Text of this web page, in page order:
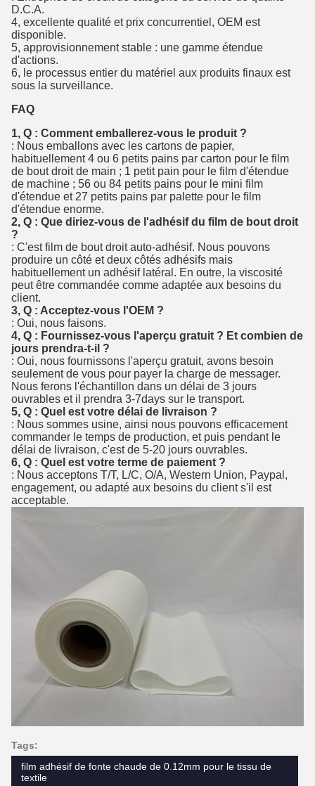
D.C.A.
4, excellente qualité et prix concurrentiel, OEM est
disponible.
5, approvisionnement stable : une gamme étendue
d'actions.
6, le processus entier du matériel aux produits finaux est
sous la surveillance.
FAQ
1, Q : Comment emballerez-vous le produit ?
: Nous emballons avec les cartons de papier,
habituellement 4 ou 6 petits pains par carton pour le film
de bout droit de main ; 1 petit pain pour le film d'étendue
de machine ; 56 ou 84 petits pains pour le mini film
d'étendue et 27 petits pains par palette pour le film
d'étendue enorme.
2, Q : Que diriez-vous de l'adhésif du film de bout droit
?
: C'est film de bout droit auto-adhésif. Nous pouvons
produire un côté et deux côtés adhésifs mais
habituellement un adhésif latéral. En outre, la viscosité
peut être commandée comme adaptée aux besoins du
client.
3, Q : Acceptez-vous l'OEM ?
: Oui, nous faisons.
4, Q : Fournissez-vous l'aperçu gratuit ? Et combien de
jours prendra-t-il ?
: Oui, nous fournissons l'aperçu gratuit, avons besoin
seulement de vous pour payer la charge de messager.
Nous ferons l'échantillon dans un délai de 3 jours
ouvrables et il prendra 3-7days sur le transport.
5, Q : Quel est votre délai de livraison ?
: Nous sommes usine, ainsi nous pouvons efficacement
commander le temps de production, et puis pendant le
délai de livraison, c'est de 5-20 jours ouvrables.
6, Q : Quel est votre terme de paiement ?
: Nous acceptons T/T, L/C, O/A, Western Union, Paypal,
engagement, ou adapté aux besoins du client s'il est
acceptable.
Tags:
film adhésif de fonte chaude de 0.12mm pour le tissu de
textile